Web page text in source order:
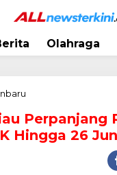
Olahraga
s
d
Perpanjang
Hingga 26